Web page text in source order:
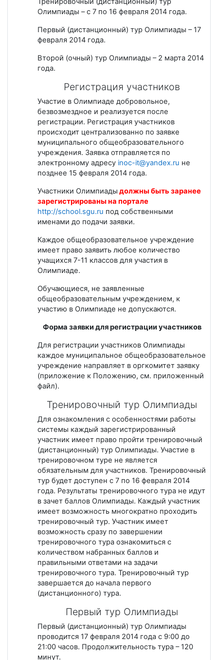
Олимпиады – с 7 по 16 февраля 2014 года.
Первый (дистанционный) тур Олимпиады – 17
февраля 2014 года.
Второй (очный) тур Олимпиады – 2 марта 2014
года.
Регистрация участников
Участие в Олимпиаде добровольное,
безвозмездное и реализуется после
регистрации. Регистрация участников
происходит централизованно по заявке
муниципального общеобразовательного
учреждения. Заявка отправляется по
электронному адресу inoc-it@yandex.ru не
позднее 15 февраля 2014 года.
Участники Олимпиады должны быть заранее
зарегистрированы на портале
http://school.sgu.ru под собственными
именами до подачи заявки.
Каждое общеобразовательное учреждение
имеет право заявить любое количество
учащихся 7-11 классов для участия в
Олимпиаде.
Обучающиеся, не заявленные
общеобразовательным учреждением, к
участию в Олимпиаде не допускаются.
Форма заявки для регистрации участников
Для регистрации участников Олимпиады
каждое муниципальное общеобразовательное
учреждение направляет в оргкомитет заявку
(приложение к Положению, см. приложенный
файл).
Тренировочный тур Олимпиады
Для ознакомления с особенностями работы
системы каждый зарегистрированный
участник имеет право пройти тренировочный
(дистанционный) тур Олимпиады. Участие в
тренировочном туре не является
обязательным для участников. Тренировочный
тур будет доступен с 7 по 16 февраля 2014
года. Результаты тренировочного тура не идут
в зачет баллов Олимпиады. Каждый участник
имеет возможность многократно проходить
тренировочный тур. Участник имеет
возможность сразу по завершении
тренировочного тура ознакомиться с
количеством набранных баллов и
правильными ответами на задачи
тренировочного тура. Тренировочный тур
завершается до начала первого
(дистанционного) тура.
Первый тур Олимпиады
Первый (дистанционный) тур Олимпиады
проводится 17 февраля 2014 года с 9:00 до
21:00 часов. Продолжительность тура – 120
минут.